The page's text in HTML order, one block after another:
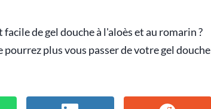
de gel douche à l'aloès et au romarin ?
pourrez plus vous passer de votre gel douche